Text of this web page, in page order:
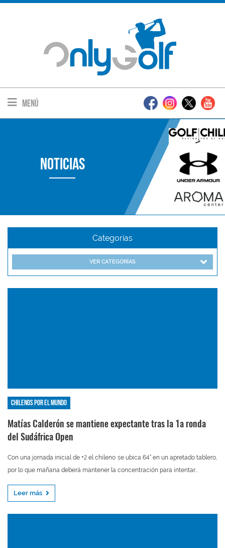
Menú
Noticias
Categorías
VER CATEGORÍAS
Chilenos por el mundo
Matías Calderón se mantiene expectante tras la 1a ronda
del Sudáfrica Open
Con una jornada inicial de +2 el chileno se ubica 64° en un apretado tablero,
por lo que mañana deberá mantener la concentración para intentar...
Leer más